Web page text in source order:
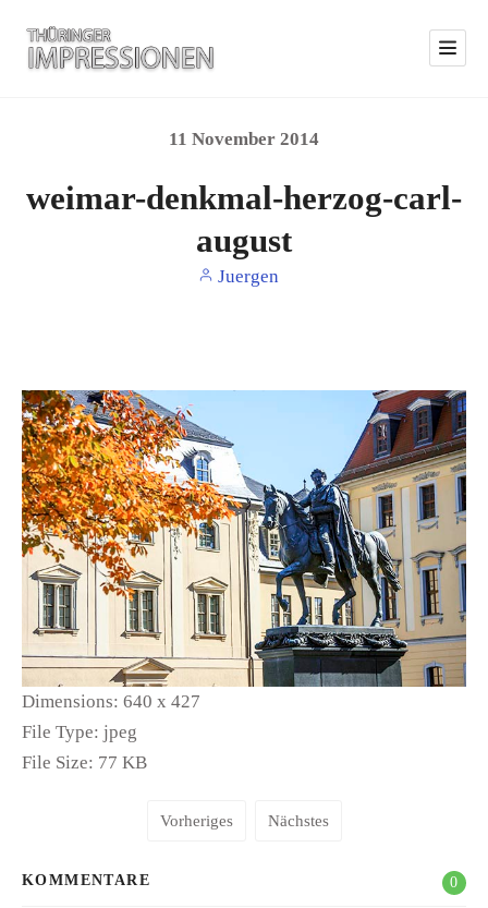
11 November 2014
weimar-denkmal-herzog-carl-
august
Juergen
Dimensions: 640 x 427
File Type: jpeg
File Size: 77 KB
Vorheriges Nächstes
KOMMENTARE 0